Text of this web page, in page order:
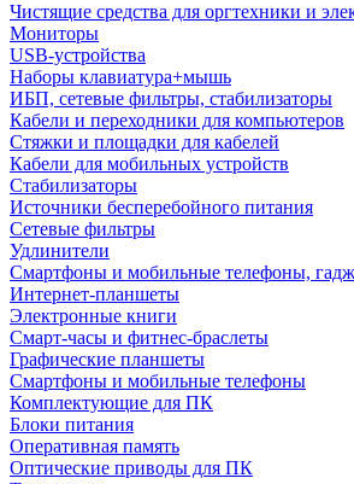
Чистящие средства для оргтехники и
Мониторы
USB-устройства
Наборы клавиатура+мышь
ИБП, сетевые фильтры, стабилизаторы
Кабели и переходники для компьютеров
Стяжки и площадки для кабелей
Кабели для мобильных устройств
Стабилизаторы
Источники бесперебойного питания
Сетевые фильтры
Удлинители
Смартфоны и мобильные телефоны,
Интернет-планшеты
Электронные книги
Смарт-часы и фитнес-браслеты
Графические планшеты
Смартфоны и мобильные телефоны
Комплектующие для ПК
Блоки питания
Оперативная память
Оптические приводы для ПК